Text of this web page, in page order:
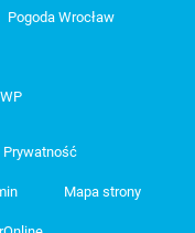
Pogoda Wrocław
Prywatność
Mapa strony